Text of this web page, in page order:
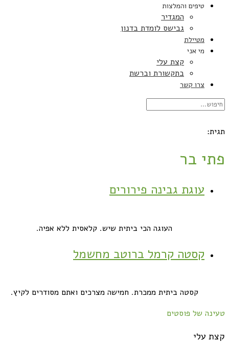
טיפים והמלצות
המגדיר
גבישס לומדת בדנון
מטיילת
מי אני
קצת עלי
בתקשורת וברשת
צרו קשר
תגית:
פתי בר
עוגת גבינה פירורים
העוגה הכי ביתית שיש. קלאסית ללא אפיה.
קסטה קרמל ברוטב מחשמל
קסטה ביתית ממכרת. חמישה מצרכים ואתם מסודרים לקיץ.
טעינה של פוסטים
קצת עלי